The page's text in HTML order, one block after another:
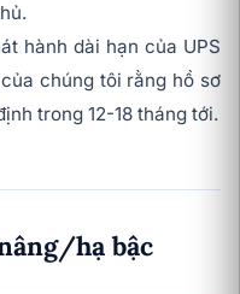
hành dài hạn của UPS
chúng tôi rằng hồ sơ
trong 12-18 tháng tới.
hạ bậc